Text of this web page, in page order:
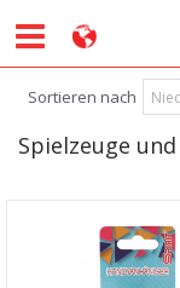
Spielzeuge
Sortieren nach